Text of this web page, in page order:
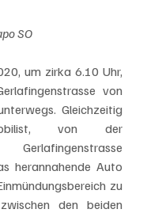
SO
um zirka 6.10 Uhr,
von
Gleichzeitig
von der
herannahende Auto
zu
den beiden